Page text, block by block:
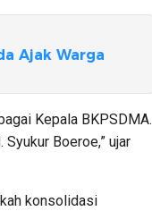
Ajak Warga
Kepala BKPSDMA.
Boeroe,” ujar
konsolidasi